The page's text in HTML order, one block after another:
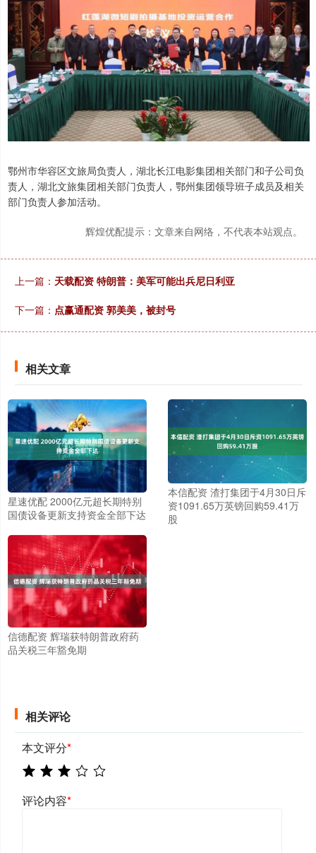
鄂州市华容区文旅局负责人，湖北长江电影集团相关部门和子公司负
责人，湖北文旅集团相关部门负责人，鄂州集团领导班子成员及相关
部门负责人参加活动。
辉煌优配提示：文章来自网络，不代表本站观点。
上一篇： 天载配资 特朗普：美军可能出兵尼日利亚
下一篇： 点赢通配资 郭美美，被封号
相关文章
星速优配 2000亿元超长期特别
国债设备更新支持资金全部下达
本信配资 渣打集团于4月30日斥
资1091.65万英镑回购59.41万
股
信德配资 辉瑞获特朗普政府药
品关税三年豁免期
相关评论
本文评分*
评论内容*